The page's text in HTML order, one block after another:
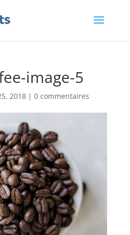
image-5
2018| 0 commentaires